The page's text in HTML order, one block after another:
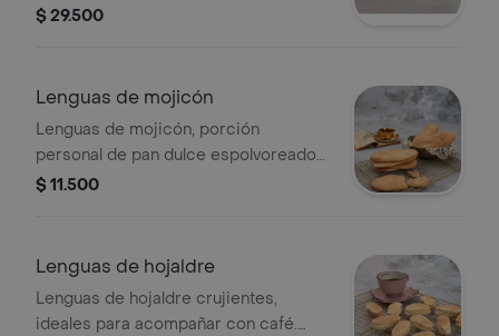
frutas rojas.
$ 29.500
Lenguas de mojicón
Lenguas de mojicón, porción
personal de pan dulce espolvoreado
con azúcar. Ideal para acompañar
$ 11.500
Lenguas de hojaldre
Lenguas de hojaldre crujientes,
ideales para acompañar con café.